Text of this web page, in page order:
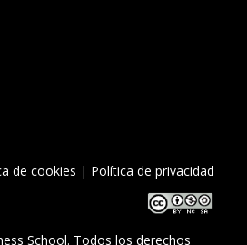
de cookies | Política de privacidad
School. Todos los derechos